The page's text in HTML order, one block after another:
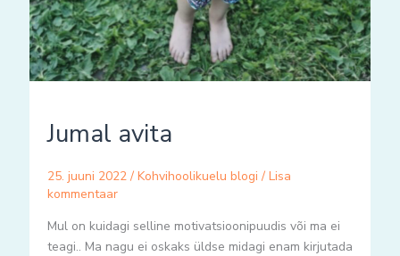
Jumal avita
25. juuni 2022 / Kohvihoolikuelu blogi / Lisa
kommentaar
Mul on kuidagi selline motivatsioonipuudis või ma ei
teagi.. Ma nagu ei oskaks üldse midagi enam kirjutada